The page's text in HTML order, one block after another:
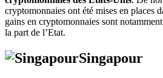
cryptomonnaies ont été mises en places
gains en cryptomonnaies sont
la part de l’Etat.
Singapour